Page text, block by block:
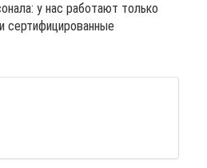
у нас работают только
сертифицированные